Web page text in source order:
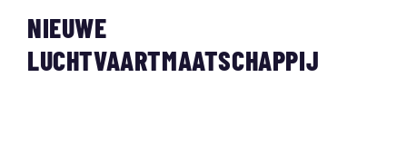
NIEUWE
LUCHTVAARTMAATSCHAPPIJ